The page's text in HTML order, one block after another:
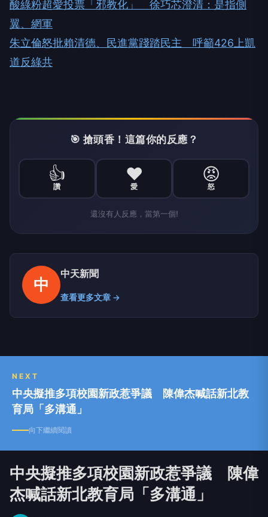
酸綠粉超愛投票「邪教化」 徐巧芯澄清：是指側
翼、網軍
朱立倫怒批賴清德、民進黨踐踏民主 呼籲426上凱
道反綠共
🎯 搶頭香！這篇你的反應？
👍
讚
❤️
愛
😡
怒
還沒有人反應，當第一個!
中
中天新聞
查看更多文章 →
NEXT
中央擬推多項校園新政惹爭議 陳偉杰喊話新北教
育局「多溝通」
向下繼續閱讀
中央擬推多項校園新政惹爭議 陳偉
杰喊話新北教育局「多溝通」